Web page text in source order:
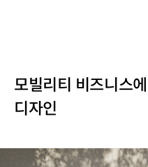
모빌리티 비즈니스
디자인